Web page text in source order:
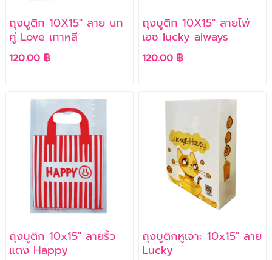
ถุงบูติก 10X15" ลาย นก
คู่ Love เกาหลี
120.00 ฿
ถุงบูติก 10X15" ลายไพ่
เอซ lucky always
120.00 ฿
ถุงบูติก 10x15" ลายริ้ว
แดง Happy
ถุงบูติกหูเจาะ 10x15" ลาย
Lucky